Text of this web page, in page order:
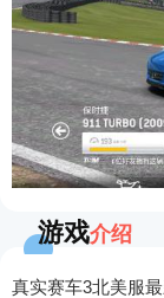
游戏介绍
真实赛车3北美服